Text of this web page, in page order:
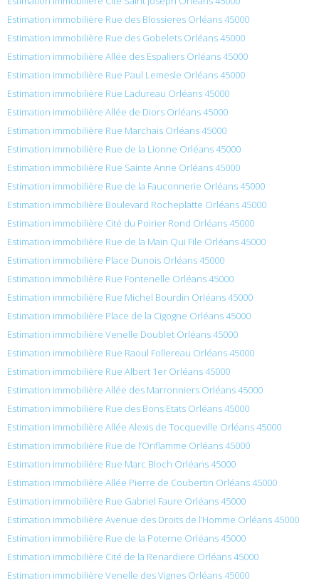
Estimation immobilière Rue des Blossieres Orléans 45000
Estimation immobilière Rue des Gobelets Orléans 45000
Estimation immobilière Allée des Espaliers Orléans 45000
Estimation immobilière Rue Paul Lemesle Orléans 45000
Estimation immobilière Rue Ladureau Orléans 45000
Estimation immobilière Allée de Diors Orléans 45000
Estimation immobilière Rue Marchais Orléans 45000
Estimation immobilière Rue de la Lionne Orléans 45000
Estimation immobilière Rue Sainte Anne Orléans 45000
Estimation immobilière Rue de la Fauconnerie Orléans 45000
Estimation immobilière Boulevard Rocheplatte Orléans 45000
Estimation immobilière Cité du Poirier Rond Orléans 45000
Estimation immobilière Rue de la Main Qui File Orléans 45000
Estimation immobilière Place Dunois Orléans 45000
Estimation immobilière Rue Fontenelle Orléans 45000
Estimation immobilière Rue Michel Bourdin Orléans 45000
Estimation immobilière Place de la Cigogne Orléans 45000
Estimation immobilière Venelle Doublet Orléans 45000
Estimation immobilière Rue Raoul Follereau Orléans 45000
Estimation immobilière Rue Albert 1er Orléans 45000
Estimation immobilière Allée des Marronniers Orléans 45000
Estimation immobilière Rue des Bons Etats Orléans 45000
Estimation immobilière Allée Alexis de Tocqueville Orléans 45000
Estimation immobilière Rue de l’Oriflamme Orléans 45000
Estimation immobilière Rue Marc Bloch Orléans 45000
Estimation immobilière Allée Pierre de Coubertin Orléans 45000
Estimation immobilière Rue Gabriel Faure Orléans 45000
Estimation immobilière Avenue des Droits de l’Homme Orléans 45000
Estimation immobilière Rue de la Poterne Orléans 45000
Estimation immobilière Cité de la Renardiere Orléans 45000
Estimation immobilière Venelle des Vignes Orléans 45000